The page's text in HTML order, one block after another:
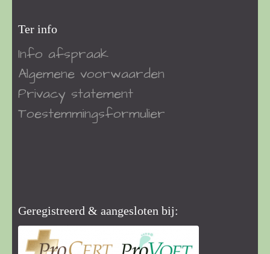
Ter info
Info afspraak
Algemene voorwaarden
Privacy statement
Toestemmingsformulier
Geregistreerd & aangesloten bij: